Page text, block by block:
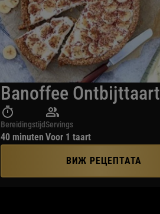
Banoffee Ontbijttaart
Bereidingstijd
40 minuten
Servings
Voor 1 taart
ВИЖ РЕЦЕПТАТА